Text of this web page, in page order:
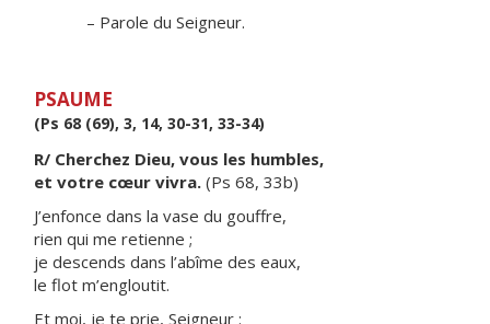
– Parole du Seigneur.
PSAUME
(Ps 68 (69), 3, 14, 30-31, 33-34)
R/ Cherchez Dieu, vous les humbles,
et votre cœur vivra. (Ps 68, 33b)
J’enfonce dans la vase du gouffre,
rien qui me retienne ;
je descends dans l’abîme des eaux,
le flot m’engloutit.
Et moi, je te prie, Seigneur :